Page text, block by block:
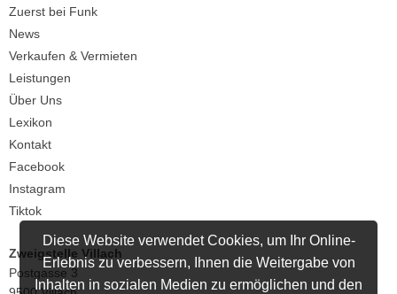
Diese Website verwendet Cookies, um Ihr Online-
Erlebnis zu verbessern, Ihnen die Weitergabe von
Inhalten in sozialen Medien zu ermöglichen und den
Zuerst bei Funk
News
Verkaufen & Vermieten
Leistungen
Über Uns
Lexikon
Kontakt
Facebook
Instagram
Tiktok
Zweigstelle Villach
Postgasse 3